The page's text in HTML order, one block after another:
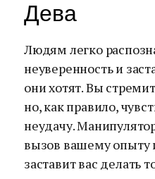
Дева
Людям легко
неуверенность и
они хотят. Вы
но, как правило,
неудачу.
вызов вашему
заставит вас делать